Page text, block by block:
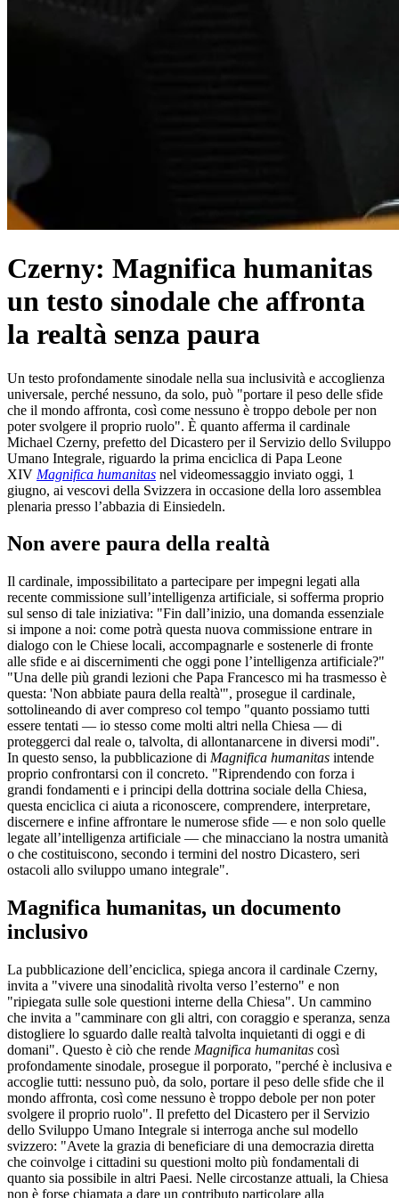
Czerny: Magnifica humanitas
un testo sinodale che affronta
la realtà senza paura
Un testo profondamente sinodale nella sua inclusività e accoglienza
universale, perché nessuno, da solo, può "portare il peso delle sfide
che il mondo affronta, così come nessuno è troppo debole per non
poter svolgere il proprio ruolo". È quanto afferma il cardinale
Michael Czerny, prefetto del Dicastero per il Servizio dello Sviluppo
Umano Integrale, riguardo la prima enciclica di Papa Leone
XIV Magnifica humanitas nel videomessaggio inviato oggi, 1
giugno, ai vescovi della Svizzera in occasione della loro assemblea
plenaria presso l’abbazia di Einsiedeln.
Non avere paura della realtà
Il cardinale, impossibilitato a partecipare per impegni legati alla
recente commissione sull’intelligenza artificiale, si sofferma proprio
sul senso di tale iniziativa: "Fin dall’inizio, una domanda essenziale
si impone a noi: come potrà questa nuova commissione entrare in
dialogo con le Chiese locali, accompagnarle e sostenerle di fronte
alle sfide e ai discernimenti che oggi pone l’intelligenza artificiale?"
"Una delle più grandi lezioni che Papa Francesco mi ha trasmesso è
questa: 'Non abbiate paura della realtà'", prosegue il cardinale,
sottolineando di aver compreso col tempo "quanto possiamo tutti
essere tentati — io stesso come molti altri nella Chiesa — di
proteggerci dal reale o, talvolta, di allontanarcene in diversi modi".
In questo senso, la pubblicazione di Magnifica humanitas intende
proprio confrontarsi con il concreto. "Riprendendo con forza i
grandi fondamenti e i principi della dottrina sociale della Chiesa,
questa enciclica ci aiuta a riconoscere, comprendere, interpretare,
discernere e infine affrontare le numerose sfide — e non solo quelle
legate all’intelligenza artificiale — che minacciano la nostra umanità
o che costituiscono, secondo i termini del nostro Dicastero, seri
ostacoli allo sviluppo umano integrale".
Magnifica humanitas, un documento
inclusivo
La pubblicazione dell’enciclica, spiega ancora il cardinale Czerny,
invita a "vivere una sinodalità rivolta verso l’esterno" e non
"ripiegata sulle sole questioni interne della Chiesa". Un cammino
che invita a "camminare con gli altri, con coraggio e speranza, senza
distogliere lo sguardo dalle realtà talvolta inquietanti di oggi e di
domani". Questo è ciò che rende Magnifica humanitas così
profondamente sinodale, prosegue il porporato, "perché è inclusiva e
accoglie tutti: nessuno può, da solo, portare il peso delle sfide che il
mondo affronta, così come nessuno è troppo debole per non poter
svolgere il proprio ruolo". Il prefetto del Dicastero per il Servizio
dello Sviluppo Umano Integrale si interroga anche sul modello
svizzero: "Avete la grazia di beneficiare di una democrazia diretta
che coinvolge i cittadini su questioni molto più fondamentali di
quanto sia possibile in altri Paesi. Nelle circostanze attuali, la Chiesa
non è forse chiamata a dare un contributo particolare alla